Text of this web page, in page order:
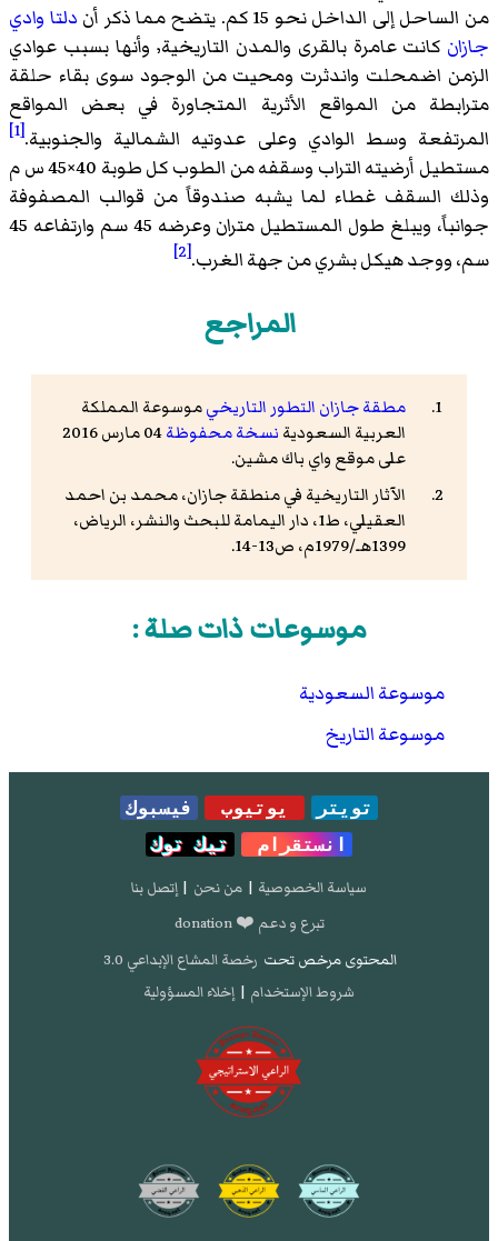
من الساحل إلى الداخل نحو 15 كم. يتضح مما ذكر أن
دلتا وادي
جازان
كانت عامرة بالقرى والمدن التاريخية٬ وأنها بسبب عوادي
الزمن اضمحلت واندثرت ومحيت من الوجود سوى بقاء حلقة
مترابطة من المواقع الأثرية المتجاورة في بعض المواقع
المرتفعة وسط الوادي وعلى عدوتيه الشمالية والجنوبية.[1]
مستطيل أرضيته التراب وسقفه من الطوب كل طوبة 40×45 س م
وذلك السقف غطاء لما يشبه صندوقاً من قوالب المصفوفة
جوانباً، ويبلغ طول المستطيل متران وعرضه 45 سم وارتفاعه 45
سم، ووجد هيكل بشري من جهة الغرب.[2]
المراجع
مطقة جازان التطور التاريخيموسوعة المملكة
العربية السعودية نسخة محفوظة
04 مارس 2016
على موقع واي باك مشين.
الآثار التاريخية في منطقة جازان، محمد بن احمد
العقيلي، ط1، دار اليمامة للبحث والنشر، الرياض،
1399هـ/1979م، ص13-14.
موسوعات ذات صلة :
موسوعة السعودية
موسوعة التاريخ
تويتر يوتيوب
فيسبوك
انستقرام
تيك توك
سياسة الخصوصية | من نحن | إتصل بنا
تبرع و دعم ❤️ donation
المحتوى مرخص تحت رخصة المشاع الإبداعي 3.0
شروط الإستخدام | إخلاء المسؤولية